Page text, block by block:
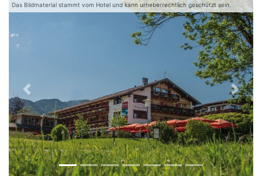
Das Bildmaterial stammt vom Hotel und kann urheberrechtlich geschützt sein.
Zurück